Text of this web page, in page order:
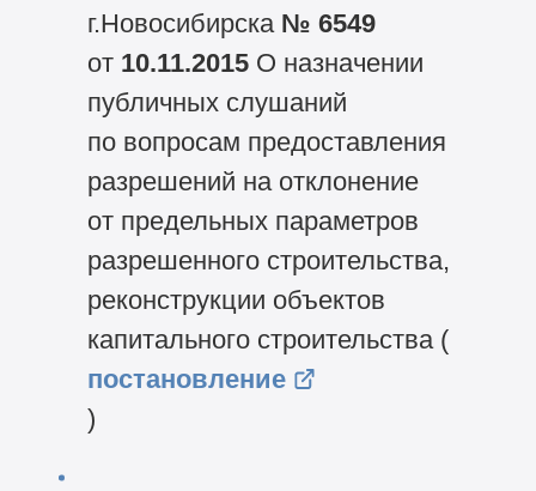
г.Новосибирска № 6549
от 10.11.2015 О назначении
публичных слушаний
по вопросам предоставления
разрешений на отклонение
от предельных параметров
разрешенного строительства,
реконструкции объектов
капитального строительства (
постановление
)